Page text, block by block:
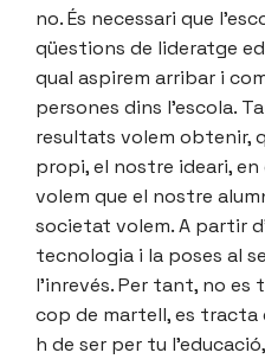
no. És necessari que
qüestions de lideratge
qual aspirem arribar i
persones dins l’escola.
resultats volem obtenir,
propi, el nostre ideari,
volem que el nostre
societat volem. A partir
tecnologia i la poses al
l’inrevés. Per tant, no
cop de martell, es tracta
h de ser per tu